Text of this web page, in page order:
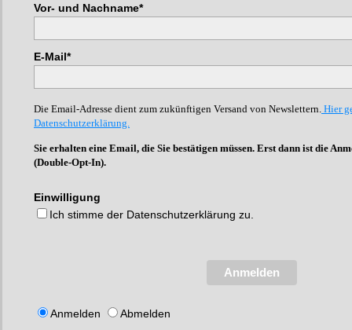
Vor- und Nachname*
E-Mail*
Die Email-Adresse dient zum zukünftigen Versand von Newslettern. Hier
Datenschutzerklärung.
Sie erhalten eine Email, die Sie bestätigen müssen. Erst dann ist die
(Double-Opt-In).
Einwilligung
Ich stimme der Datenschutzerklärung zu.
Anmelden
Anmelden Abmelden